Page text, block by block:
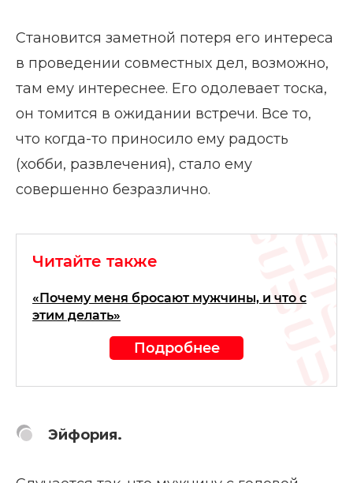
Становится заметной потеря его интереса
в проведении совместных дел, возможно,
там ему интереснее. Его одолевает тоска,
он томится в ожидании встречи. Все то,
что когда-то приносило ему радость
(хобби, развлечения), стало ему
совершенно безразлично.
Читайте также
«Почему меня бросают мужчины, и что с
этим делать»
Подробнее
Эйфория.